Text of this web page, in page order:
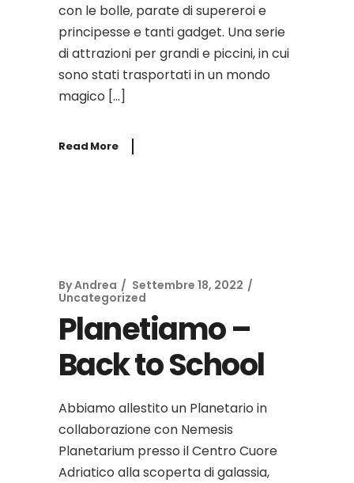
con le bolle, parate di supereroi e
principesse e tanti gadget. Una serie
di attrazioni per grandi e piccini, in cui
sono stati trasportati in un mondo
magico […]
Read More
ByAndrea
Settembre 18, 2022
Uncategorized
Planetiamo –
Back to School
Abbiamo allestito un Planetario in
collaborazione con Nemesis
Planetarium presso il Centro Cuore
Adriatico alla scoperta di galassia,